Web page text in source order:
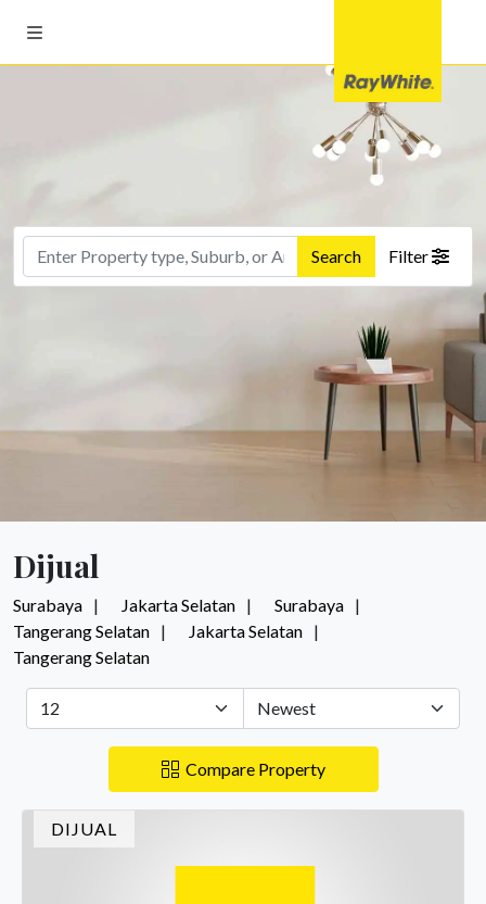
Search Filter
Dijual
Surabaya Jakarta Selatan
Surabaya
Tangerang Selatan
Jakarta Selatan
Tangerang Selatan
Compare Property
DIJUAL